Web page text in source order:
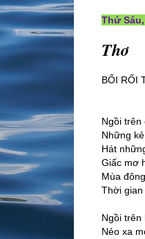
Thứ
Thơ
BỐI RỐI
Ngồi trên
Những
Hát
Giấc mơ
Mùa
Thời
Ngồi trên
Nẻo xa